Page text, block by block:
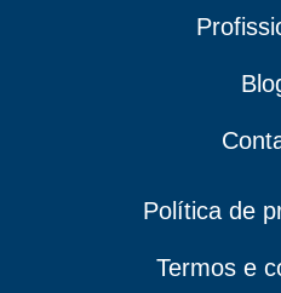
Política de
Termos e